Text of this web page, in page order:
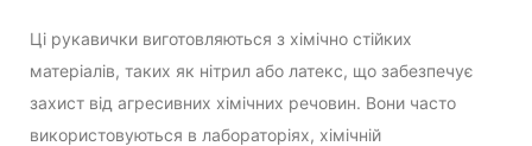
Ці рукавички виготовляються з хімічно стійких
матеріалів, таких як нітрил або латекс, що забезпечує
захист від агресивних хімічних речовин. Вони часто
використовуються в лабораторіях, хімічній